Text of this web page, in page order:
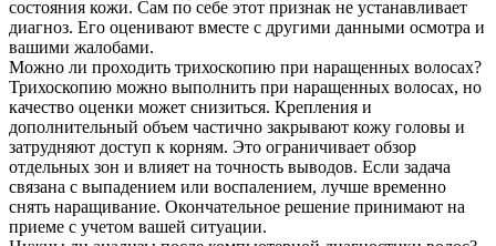
состояния кожи. Сам по себе этот признак не устанавливает
диагноз. Его оценивают вместе с другими данными осмотра и
вашими жалобами.
Можно ли проходить трихоскопию при наращенных волосах?
Трихоскопию можно выполнить при наращенных волосах, но
качество оценки может снизиться. Крепления и
дополнительный объем частично закрывают кожу головы и
затрудняют доступ к корням. Это ограничивает обзор
отдельных зон и влияет на точность выводов. Если задача
связана с выпадением или воспалением, лучше временно
снять наращивание. Окончательное решение принимают на
приеме с учетом вашей ситуации.